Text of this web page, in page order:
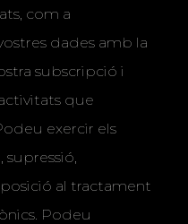
com a
dades amb la
subscripció i
que
exercir els
supressió,
al tractament
Podeu